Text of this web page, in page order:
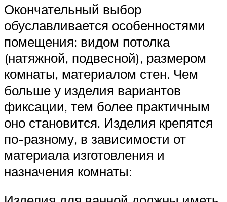
Окончательный выбор
обуславливается особенностями
помещения: видом потолка
(натяжной, подвесной), размером
комнаты, материалом стен. Чем
больше у изделия вариантов
фиксации, тем более практичным
оно становится. Изделия крепятся
по-разному, в зависимости от
материала изготовления и
назначения комнаты: